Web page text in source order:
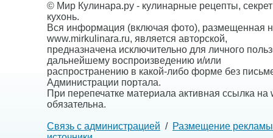
© Мир Кулинара.ру - кулинарные рецепты,
кухонь.
Вся информация (включая фото), размещенная
www.mirkulinara.ru, является авторской,
предназначена исключительно для личного
дальнейшему воспроизведению и/или
распространению в какой-либо форме без
Администрации портала.
При перепечатке материала активная ссылка на
обязательна.
Связь с администрацией / Размещение рекламы